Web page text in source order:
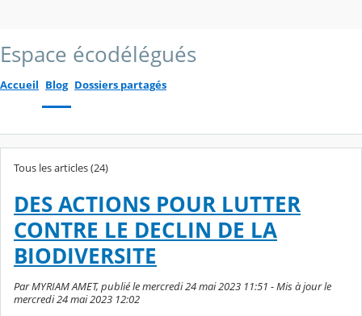
Espace écodélégués
Accueil Blog Dossiers partagés
Tous les articles (24)
DES ACTIONS POUR LUTTER
CONTRE LE DECLIN DE LA
BIODIVERSITE
Par MYRIAM AMET, publié le mercredi 24 mai 2023 11:51 - Mis à jour le
mercredi 24 mai 2023 12:02